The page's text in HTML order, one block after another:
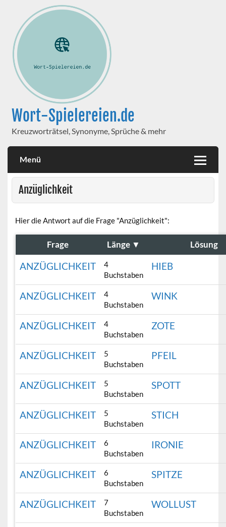
Wort-Spielereien.de
Kreuzworträtsel, Synonyme, Sprüche & mehr
Menü
Anzüglichkeit
Hier die Antwort auf die Frage "Anzüglichkeit":
Frage Länge ▼ Lösung
ANZÜGLICHKEIT
4
Buchstaben
HIEB
ANZÜGLICHKEIT
4
Buchstaben
WINK
ANZÜGLICHKEIT
4
Buchstaben
ZOTE
ANZÜGLICHKEIT
5
Buchstaben
PFEIL
ANZÜGLICHKEIT
5
Buchstaben
SPOTT
ANZÜGLICHKEIT
5
Buchstaben
STICH
ANZÜGLICHKEIT
6
Buchstaben
IRONIE
ANZÜGLICHKEIT
6
Buchstaben
SPITZE
ANZÜGLICHKEIT
7
Buchstaben
WOLLUST